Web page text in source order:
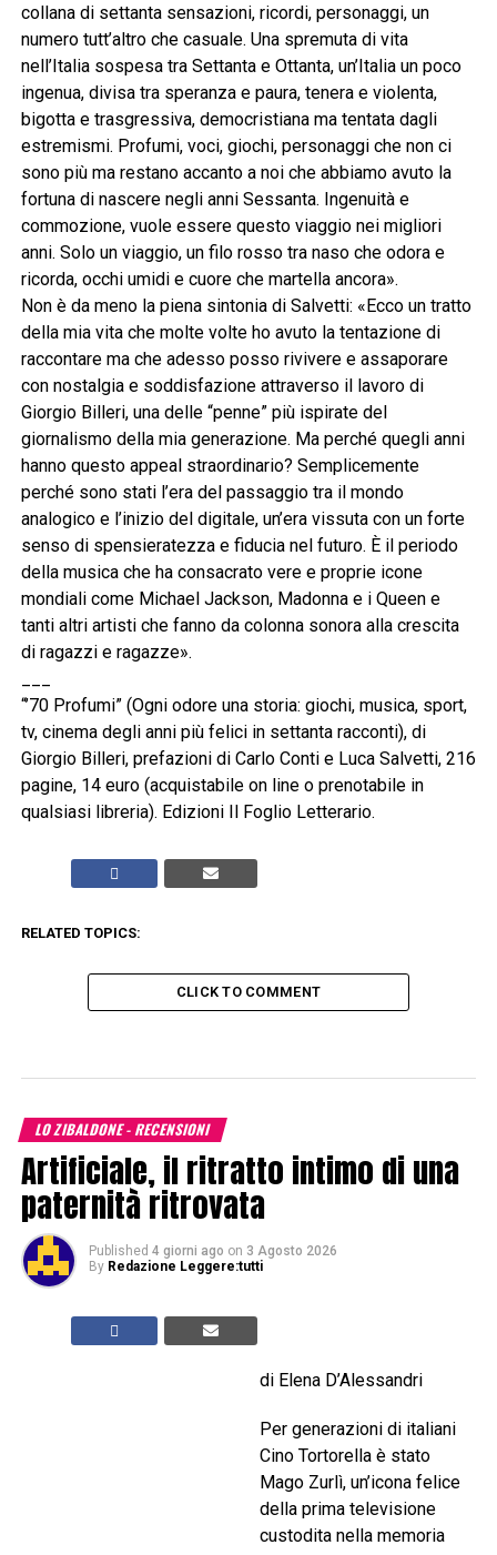
collana di settanta sensazioni, ricordi, personaggi, un
numero tutt’altro che casuale. Una spremuta di vita
nell’Italia sospesa tra Settanta e Ottanta, un’Italia un poco
ingenua, divisa tra speranza e paura, tenera e violenta,
bigotta e trasgressiva, democristiana ma tentata dagli
estremismi. Profumi, voci, giochi, personaggi che non ci
sono più ma restano accanto a noi che abbiamo avuto la
fortuna di nascere negli anni Sessanta. Ingenuità e
commozione, vuole essere questo viaggio nei migliori
anni. Solo un viaggio, un filo rosso tra naso che odora e
ricorda, occhi umidi e cuore che martella ancora».
Non è da meno la piena sintonia di Salvetti: «Ecco un tratto
della mia vita che molte volte ho avuto la tentazione di
raccontare ma che adesso posso rivivere e assaporare
con nostalgia e soddisfazione attraverso il lavoro di
Giorgio Billeri, una delle “penne” più ispirate del
giornalismo della mia generazione. Ma perché quegli anni
hanno questo appeal straordinario? Semplicemente
perché sono stati l’era del passaggio tra il mondo
analogico e l’inizio del digitale, un’era vissuta con un forte
senso di spensieratezza e fiducia nel futuro. È il periodo
della musica che ha consacrato vere e proprie icone
mondiali come Michael Jackson, Madonna e i Queen e
tanti altri artisti che fanno da colonna sonora alla crescita
di ragazzi e ragazze».
“’70 Profumi” (Ogni odore una storia: giochi, musica, sport,
tv, cinema degli anni più felici in settanta racconti), di
Giorgio Billeri, prefazioni di Carlo Conti e Luca Salvetti, 216
pagine, 14 euro (acquistabile on line o prenotabile in
qualsiasi libreria). Edizioni Il Foglio Letterario.
RELATED TOPICS:
CLICK TO COMMENT
LO ZIBALDONE - RECENSIONI
Artificiale, il ritratto intimo di una
paternità ritrovata
Published 4 giorni ago on 3 Agosto 2026
By Redazione Leggere:tutti
di Elena D’Alessandri
Per generazioni di italiani
Cino Tortorella è stato
Mago Zurlì, un’icona felice
della prima televisione
custodita nella memoria